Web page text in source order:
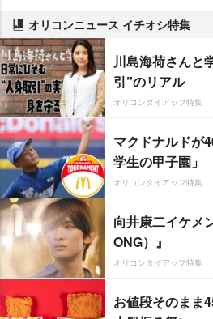
オリコンニュース イチオシ特集
川島海荷さんと
引”のリアル
オリコンタイアップ特集
マクドナルドが
学生の甲子園」
オリコンタイアップ特集
向井康二イケメ
ONG）』
オリコンタイアップ特集
お値段そのまま